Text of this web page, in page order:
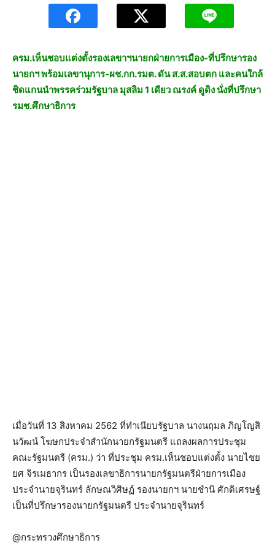
ครม.เห็นชอบแต่งตั้งรองเลขาฯนายกฝ่ายการเมือง-ที่ปรึกษารอง
นายกฯ พร้อมเลขานุการ-ผช.กก.รมต. ดัน ส.ส.สอบตก และคนใกล้
ชิดแกนนำพรรคร่วมรัฐบาล มุสลิม 1 เดียว ณรงค์ ดูดิง นั่งที่ปรึกษา
รมช.ศึกษาธิการ
เมื่อวันที่ 13 สิงหาคม 2562 ที่ทำเนียบรัฐบาล นางนฤมล ภิญโญสิ
นวัฒน์ โฆษกประจำสำนักนายกรัฐมนตรี แถลงผลการประชุม
คณะรัฐมนตรี (ครม.) ว่า ที่ประชุม ครม.เห็นชอบแต่งตั้ง นายไชย
ยศ​ จิรเมธากร เป็นรองเลขาธิการนายกรัฐมนตรีฝ่ายการเมือง
ประจำนายจุรินทร์ ลักษณวิศิษฏ์ รองนายกฯ นายชำนิ​ ศักดิเศรษฐ์​
เป็นที่ปรึกษารองนายกรัฐมนตรี ประจำนายจุรินทร์
@กระทรวงศึกษาธิการ